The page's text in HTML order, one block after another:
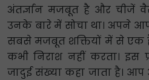
अंतर्ज्ञान मजबूत है और चीजें
उनके बारे में सोचा था। अपने
सबसे मजबूत शक्तियों में से एक
कभी निराश नहीं करता। इस
जादुई संख्या कहा जाता है।